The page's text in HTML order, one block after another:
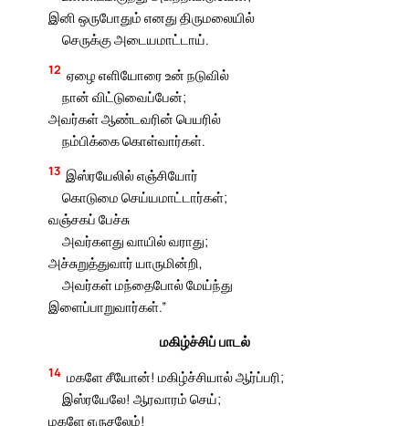
இனி ஒருபோதும் எனது திருமலையில்
செருக்கு அடையமாட்டாய்.
12 ஏழை எளியோரை உன் நடுவில்
நான் விட்டுவைப்பேன்;
அவர்கள் ஆண்டவரின் பெயரில்
நம்பிக்கை கொள்வார்கள்.
13 இஸ்ரயேலில் எஞ்சியோர்
கொடுமை செய்யமாட்டார்கள்;
வஞ்சகப் பேச்சு
அவர்களது வாயில் வராது;
அச்சுறுத்துவார் யாருமின்றி,
அவர்கள் மந்தைபோல் மேய்ந்து
இளைப்பாறுவார்கள்.”
மகிழ்ச்சிப் பாடல்
14 மகளே சீயோன்! மகிழ்ச்சியால் ஆர்ப்பரி;
இஸ்ரயேலே! ஆரவாரம் செய்;
மகளே எருசலேம்!